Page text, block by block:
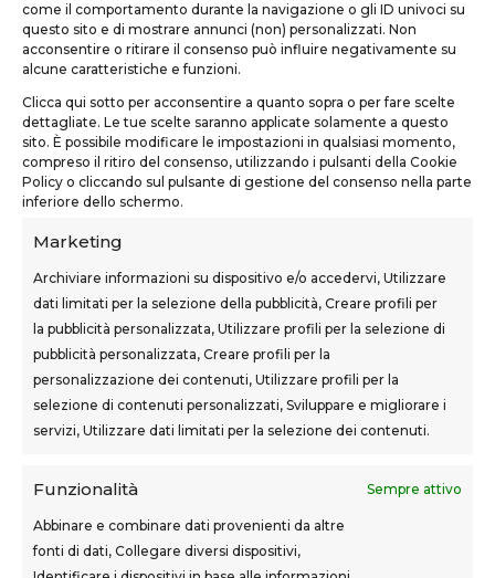
come il comportamento durante la navigazione o gli ID univoci su
questo sito e di mostrare annunci (non) personalizzati. Non
acconsentire o ritirare il consenso può influire negativamente su
alcune caratteristiche e funzioni.
Clicca qui sotto per acconsentire a quanto sopra o per fare scelte
dettagliate. Le tue scelte saranno applicate solamente a questo
sito. È possibile modificare le impostazioni in qualsiasi momento,
compreso il ritiro del consenso, utilizzando i pulsanti della Cookie
Policy o cliccando sul pulsante di gestione del consenso nella parte
inferiore dello schermo.
Marketing
Archiviare informazioni su dispositivo e/o accedervi, Utilizzare
dati limitati per la selezione della pubblicità, Creare profili per
la pubblicità personalizzata, Utilizzare profili per la selezione di
pubblicità personalizzata, Creare profili per la
personalizzazione dei contenuti, Utilizzare profili per la
selezione di contenuti personalizzati, Sviluppare e migliorare i
servizi, Utilizzare dati limitati per la selezione dei contenuti.
Funzionalità Sempre attivo
Abbinare e combinare dati provenienti da altre
fonti di dati, Collegare diversi dispositivi,
TEKNOFORM SRL
Castelfranco di Sotto (PI)
teknoform@teknoform.it
SEDI CORSI
Sovigliana – Vinci
Via F.lli Cairoli, 12
Castelfranco di Sotto
Teknoform srl – p.iva 05765060487 – Cap. Soc. euro